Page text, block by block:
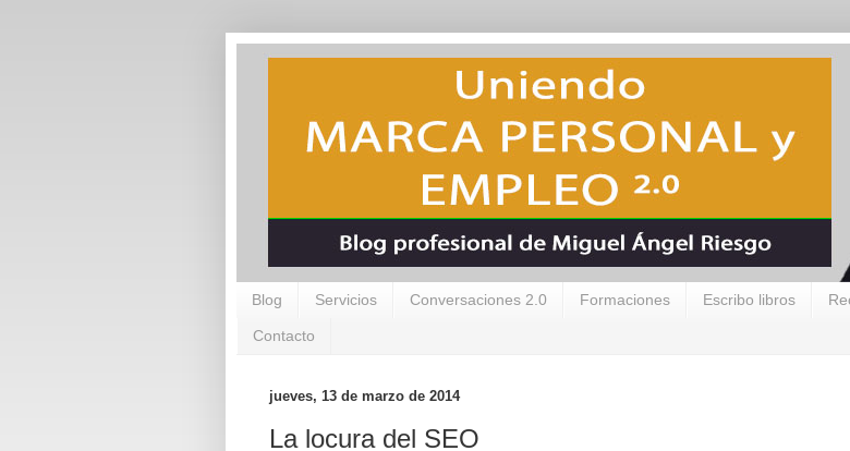
Blog Servicios Conversaciones 2.0 Formaciones Escribo libros
Contacto
jueves, 13 de marzo de 2014
La locura del SEO